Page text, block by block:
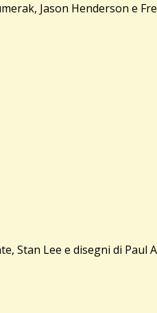
Jason Henderson e
Stan Lee e disegni di Paul